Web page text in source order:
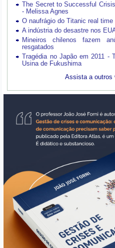
The Secret to Successful
- Melissa Agnes
O naufrágio do Titanic real
A indústria do desastre nos
Mineiros chilenos fazem
resgatados
Tragédia no Japão em 2011 -
Usina de Fukushima
Assista a outros